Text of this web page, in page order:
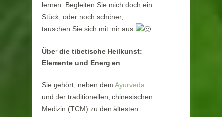
lernen. Begleiten Sie mich doch ein
Stück, oder noch schöner,
tauschen Sie sich mit mir aus
Über die tibetische Heilkunst:
Elemente und Energien
Sie gehört, neben dem Ayurveda
und der traditionellen, chinesischen
Medizin (TCM) zu den ältesten